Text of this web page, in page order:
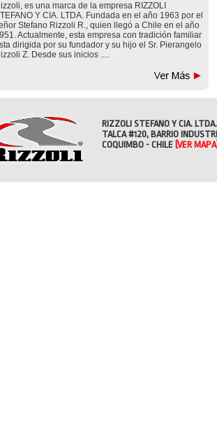
es una marca de la empresa RIZZOLI
Y CIA. LTDA. Fundada en el año 1963 por el
Stefano Rizzoli R., quien llegó a Chile en el año
Actualmente, esta empresa con tradición familiar
dirigida por su fundador y su hijo el Sr. Pierangelo
Z. Desde sus inicios ....
RIZZOLI STEFANO Y CIA. LTDA.
TALCA #120, BARRIO
COQUIMBO - CHILE [VER